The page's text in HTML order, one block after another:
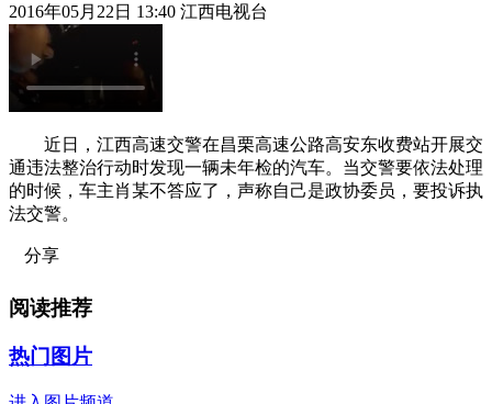
2016年05月22日 13:40 江西电视台
近日，江西高速交警在昌栗高速公路高安东收费站开展交
通违法整治行动时发现一辆未年检的汽车。当交警要依法处理
的时候，车主肖某不答应了，声称自己是政协委员，要投诉执
法交警。
分享
阅读推荐
热门图片